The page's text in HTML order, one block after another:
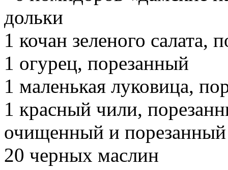
дольки
1 кочан зеленого салата,
1 огурец, порезанный
1 маленькая луковица,
1 красный чили,
очищенный и порезанный
20 черных маслин